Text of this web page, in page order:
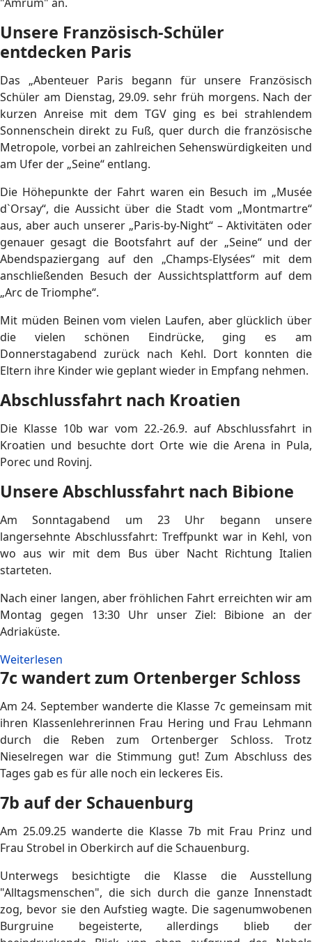
Unsere Französisch-Schüler
entdecken Paris
Das „Abenteuer Paris begann für unsere Französisch
Schüler am Dienstag, 29.09. sehr früh morgens. Nach der
kurzen Anreise mit dem TGV ging es bei strahlendem
Sonnenschein direkt zu Fuß, quer durch die französische
Metropole, vorbei an zahlreichen Sehenswürdigkeiten und
am Ufer der „Seine“ entlang.
Die Höhepunkte der Fahrt waren ein Besuch im „Musée
d`Orsay“, die Aussicht über die Stadt vom „Montmartre“
aus, aber auch unserer „Paris-by-Night“ – Aktivitäten oder
genauer gesagt die Bootsfahrt auf der „Seine“ und der
Abendspaziergang auf den „Champs-Elysées“ mit dem
anschließenden Besuch der Aussichtsplattform auf dem
„Arc de Triomphe“.
Mit müden Beinen vom vielen Laufen, aber glücklich über
die vielen schönen Eindrücke, ging es am
Donnerstagabend zurück nach Kehl. Dort konnten die
Eltern ihre Kinder wie geplant wieder in Empfang nehmen.
Abschlussfahrt nach Kroatien
Die Klasse 10b war vom 22.-26.9. auf Abschlussfahrt in
Kroatien und besuchte dort Orte wie die Arena in Pula,
Porec und Rovinj.
Unsere Abschlussfahrt nach Bibione
Am Sonntagabend um 23 Uhr begann unsere
langersehnte Abschlussfahrt: Treffpunkt war in Kehl, von
wo aus wir mit dem Bus über Nacht Richtung Italien
starteten.
Nach einer langen, aber fröhlichen Fahrt erreichten wir am
Montag gegen 13:30 Uhr unser Ziel: Bibione an der
Adriaküste.
Weiterlesen
7c wandert zum Ortenberger Schloss
Am 24. September wanderte die Klasse 7c gemeinsam mit
ihren Klassenlehrerinnen Frau Hering und Frau Lehmann
durch die Reben zum Ortenberger Schloss. Trotz
Nieselregen war die Stimmung gut! Zum Abschluss des
Tages gab es für alle noch ein leckeres Eis.
7b auf der Schauenburg
Am 25.09.25 wanderte die Klasse 7b mit Frau Prinz und
Frau Strobel in Oberkirch auf die Schauenburg.
Unterwegs besichtigte die Klasse die Ausstellung
"Alltagsmenschen", die sich durch die ganze Innenstadt
zog, bevor sie den Aufstieg wagte. Die sagenumwobenen
Burgruine begeisterte, allerdings blieb der